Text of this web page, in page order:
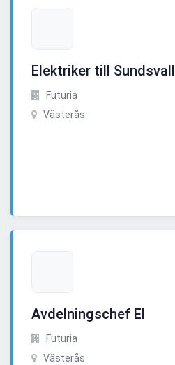
Elektriker till Sundsvall
Futuria
Västerås
Avdelningschef El
Futuria
Västerås